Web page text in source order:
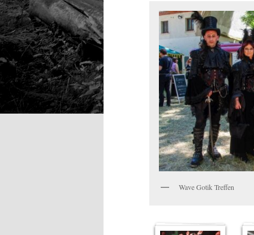
Wave Gotik Treffen